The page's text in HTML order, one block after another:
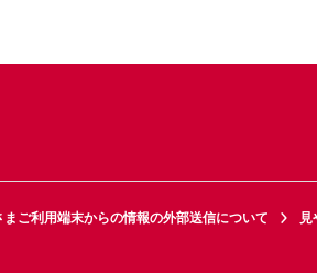
まご利用端末からの情報の外部送信について
見